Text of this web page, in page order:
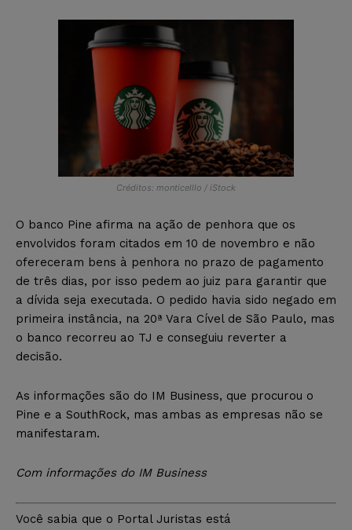
Créditos: monticelllo / iStock
O banco Pine afirma na ação de penhora que os
envolvidos foram citados em 10 de novembro e não
ofereceram bens à penhora no prazo de pagamento
de três dias, por isso pedem ao juiz para garantir que
a dívida seja executada. O pedido havia sido negado em
primeira instância, na 20ª Vara Cível de São Paulo, mas
o banco recorreu ao TJ e conseguiu reverter a
decisão.
As informações são do IM Business, que procurou o
Pine e a SouthRock, mas ambas as empresas não se
manifestaram.
Com informações do IM Business
Você sabia que o Portal Juristas está